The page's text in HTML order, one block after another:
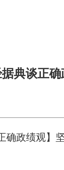
典谈正确
确政绩观】